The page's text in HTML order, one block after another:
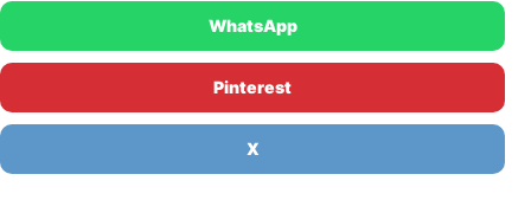
WhatsApp
Pinterest
X